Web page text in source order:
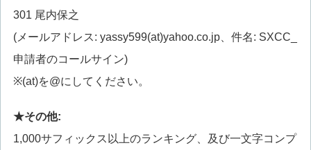
301 尾内保之
(メールアドレス: yassy599(at)yahoo.co.jp、件名: SXCC_
申請者のコールサイン)
※(at)を@にしてください。
★その他:
1,000サフィックス以上のランキング、及び一文字コンプ